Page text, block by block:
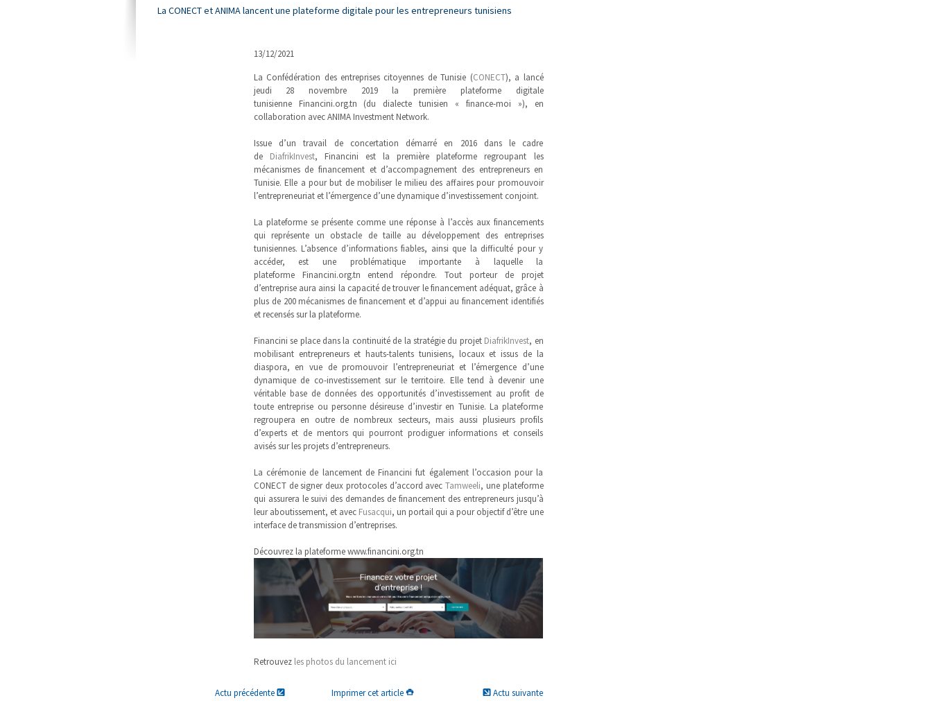
La CONECT et ANIMA lancent une plateforme digitale pour les entrepreneurs tunisiens
13/12/2021
La Confédération des entreprises citoyennes de Tunisie (CONECT), a lancé
jeudi 28 novembre 2019 la première plateforme digitale
tunisienne Financini.org.tn (du dialecte tunisien « finance-moi »), en
collaboration avec ANIMA Investment Network.
Issue d’un travail de concertation démarré en 2016 dans le cadre
de DiafrikInvest, Financini est la première plateforme regroupant les
mécanismes de financement et d’accompagnement des entrepreneurs en
Tunisie. Elle a pour but de mobiliser le milieu des affaires pour promouvoir
l’entrepreneuriat et l’émergence d’une dynamique d’investissement conjoint.
La plateforme se présente comme une réponse à l’accès aux financements
qui représente un obstacle de taille au développement des entreprises
tunisiennes. L’absence d’informations fiables, ainsi que la difficulté pour y
accéder, est une problématique importante à laquelle la
plateforme Financini.org.tn entend répondre. Tout porteur de projet
d’entreprise aura ainsi la capacité de trouver le financement adéquat, grâce à
plus de 200 mécanismes de financement et d’appui au financement identifiés
et recensés sur la plateforme.
Financini se place dans la continuité de la stratégie du projet DiafrikInvest, en
mobilisant entrepreneurs et hauts-talents tunisiens, locaux et issus de la
diaspora, en vue de promouvoir l’entrepreneuriat et l’émergence d’une
dynamique de co-investissement sur le territoire. Elle tend à devenir une
véritable base de données des opportunités d’investissement au profit de
toute entreprise ou personne désireuse d’investir en Tunisie. La plateforme
regroupera en outre de nombreux secteurs, mais aussi plusieurs profils
d’experts et de mentors qui pourront prodiguer informations et conseils
avisés sur les projets d’entrepreneurs.
La cérémonie de lancement de Financini fut également l’occasion pour la
CONECT de signer deux protocoles d’accord avec Tamweeli, une plateforme
qui assurera le suivi des demandes de financement des entrepreneurs jusqu’à
leur aboutissement, et avec Fusacqui, un portail qui a pour objectif d’être une
interface de transmission d’entreprises.
Découvrez la plateforme www.financini.org.tn
Retrouvez les photos du lancement ici
Actu précédente Imprimer cet article Actu suivante